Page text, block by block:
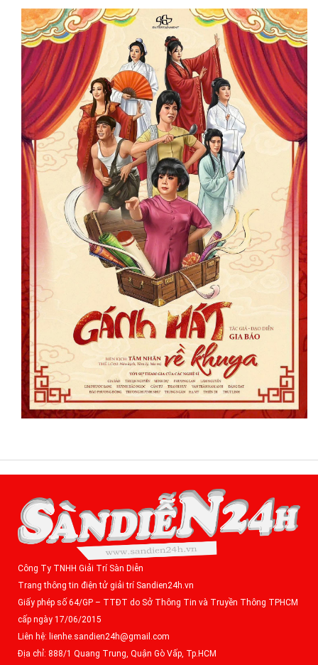
Công Ty TNHH Giải Trí Sàn Diễn
Trang thông tin điện tử giải trí Sandien24h.vn
Giấy phép số 64/GP – TTĐT do Sở Thông Tin và Truyền Thông TPHCM
cấp ngày 17/06/2015
Liên hệ: lienhe.sandien24h@gmail.com
Địa chỉ: 888/1 Quang Trung, Quận Gò Vấp, Tp.HCM